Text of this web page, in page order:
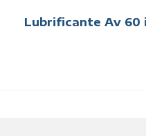
Lubrificante Av 60